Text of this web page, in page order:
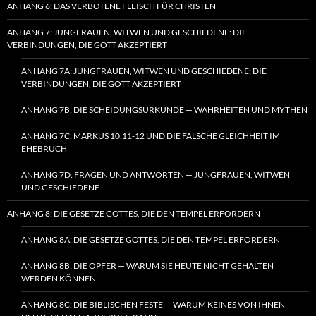
ANHANG 6: DAS VERBOTENE FLEISCH FÜR CHRISTEN
ANHANG 7: JUNGFRAUEN, WITWEN UND GESCHIEDENE: DIE
VERBINDUNGEN, DIE GOTT AKZEPTIERT
ANHANG 7A: JUNGFRAUEN, WITWEN UND GESCHIEDENE: DIE
VERBINDUNGEN, DIE GOTT AKZEPTIERT
ANHANG 7B: DIE SCHEIDUNGSURKUNDE — WAHRHEITEN UND MYTHEN
ANHANG 7C: MARKUS 10:11-12 UND DIE FALSCHE GLEICHHEIT IM
EHEBRUCH
ANHANG 7D: FRAGEN UND ANTWORTEN — JUNGFRAUEN, WITWEN
UND GESCHIEDENE
ANHANG 8: DIE GESETZE GOTTES, DIE DEN TEMPEL ERFORDERN
ANHANG 8A: DIE GESETZE GOTTES, DIE DEN TEMPEL ERFORDERN
ANHANG 8B: DIE OPFER — WARUM SIE HEUTE NICHT GEHALTEN
WERDEN KÖNNEN
ANHANG 8C: DIE BIBLISCHEN FESTE — WARUM KEINES VON IHNEN